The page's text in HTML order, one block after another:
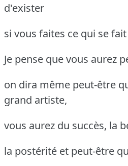
d'exister
si vous faites ce qui se
Je pense que vous aurez
on dira même peut-être
grand artiste,
vous aurez du succès, la
la postérité et peut-être